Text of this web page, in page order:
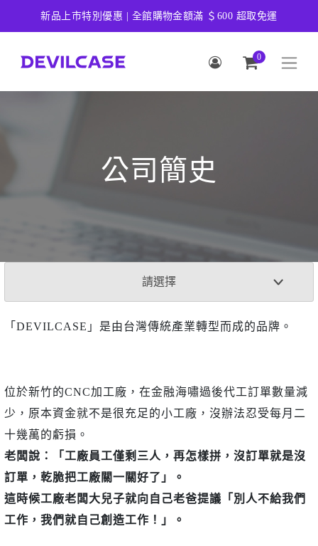
新品上市特別優惠 | 全館購物金額滿 ＄600 超取免運
0
公司簡史
「DEVILCASE」是由台灣傳統產業轉型而成的品牌。
位於新竹的CNC加工廠，在金融海嘯過後代工訂單數量減
少，原本資金就不是很充足的小工廠，沒辦法忍受每月二
十幾萬的虧損。
老闆說：「工廠員工僅剩三人，再怎樣拼，沒訂單就是沒
訂單，乾脆把工廠關一關好了」。
這時候工廠老闆大兒子就向自己老爸提議「別人不給我們
工作，我們就自己創造工作！」。